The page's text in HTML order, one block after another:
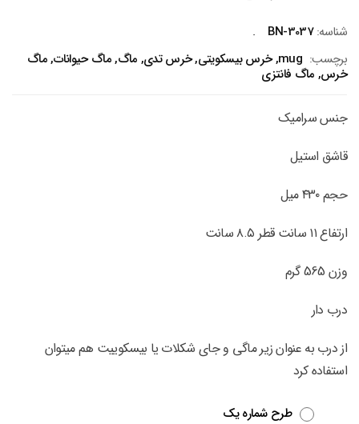
شناسه:BN-3037
برچسب: mug
,خرس بیسکویتی,خرس تدی, ماگ,ماگ حیوانات,ماگ
خرس, ماگ فانتزی
جنس سرامیک
قاشق استیل
حجم ۴3۰ میل
ارتفاع ۱۱ سانت قطر ۸.۵ سانت
وزن 565 گرم
درب دار
از درب به عنوان زیر ماگی و جای شکلات یا بیسکوییت هم میتوان
استفاده کرد
طرح شماره یک